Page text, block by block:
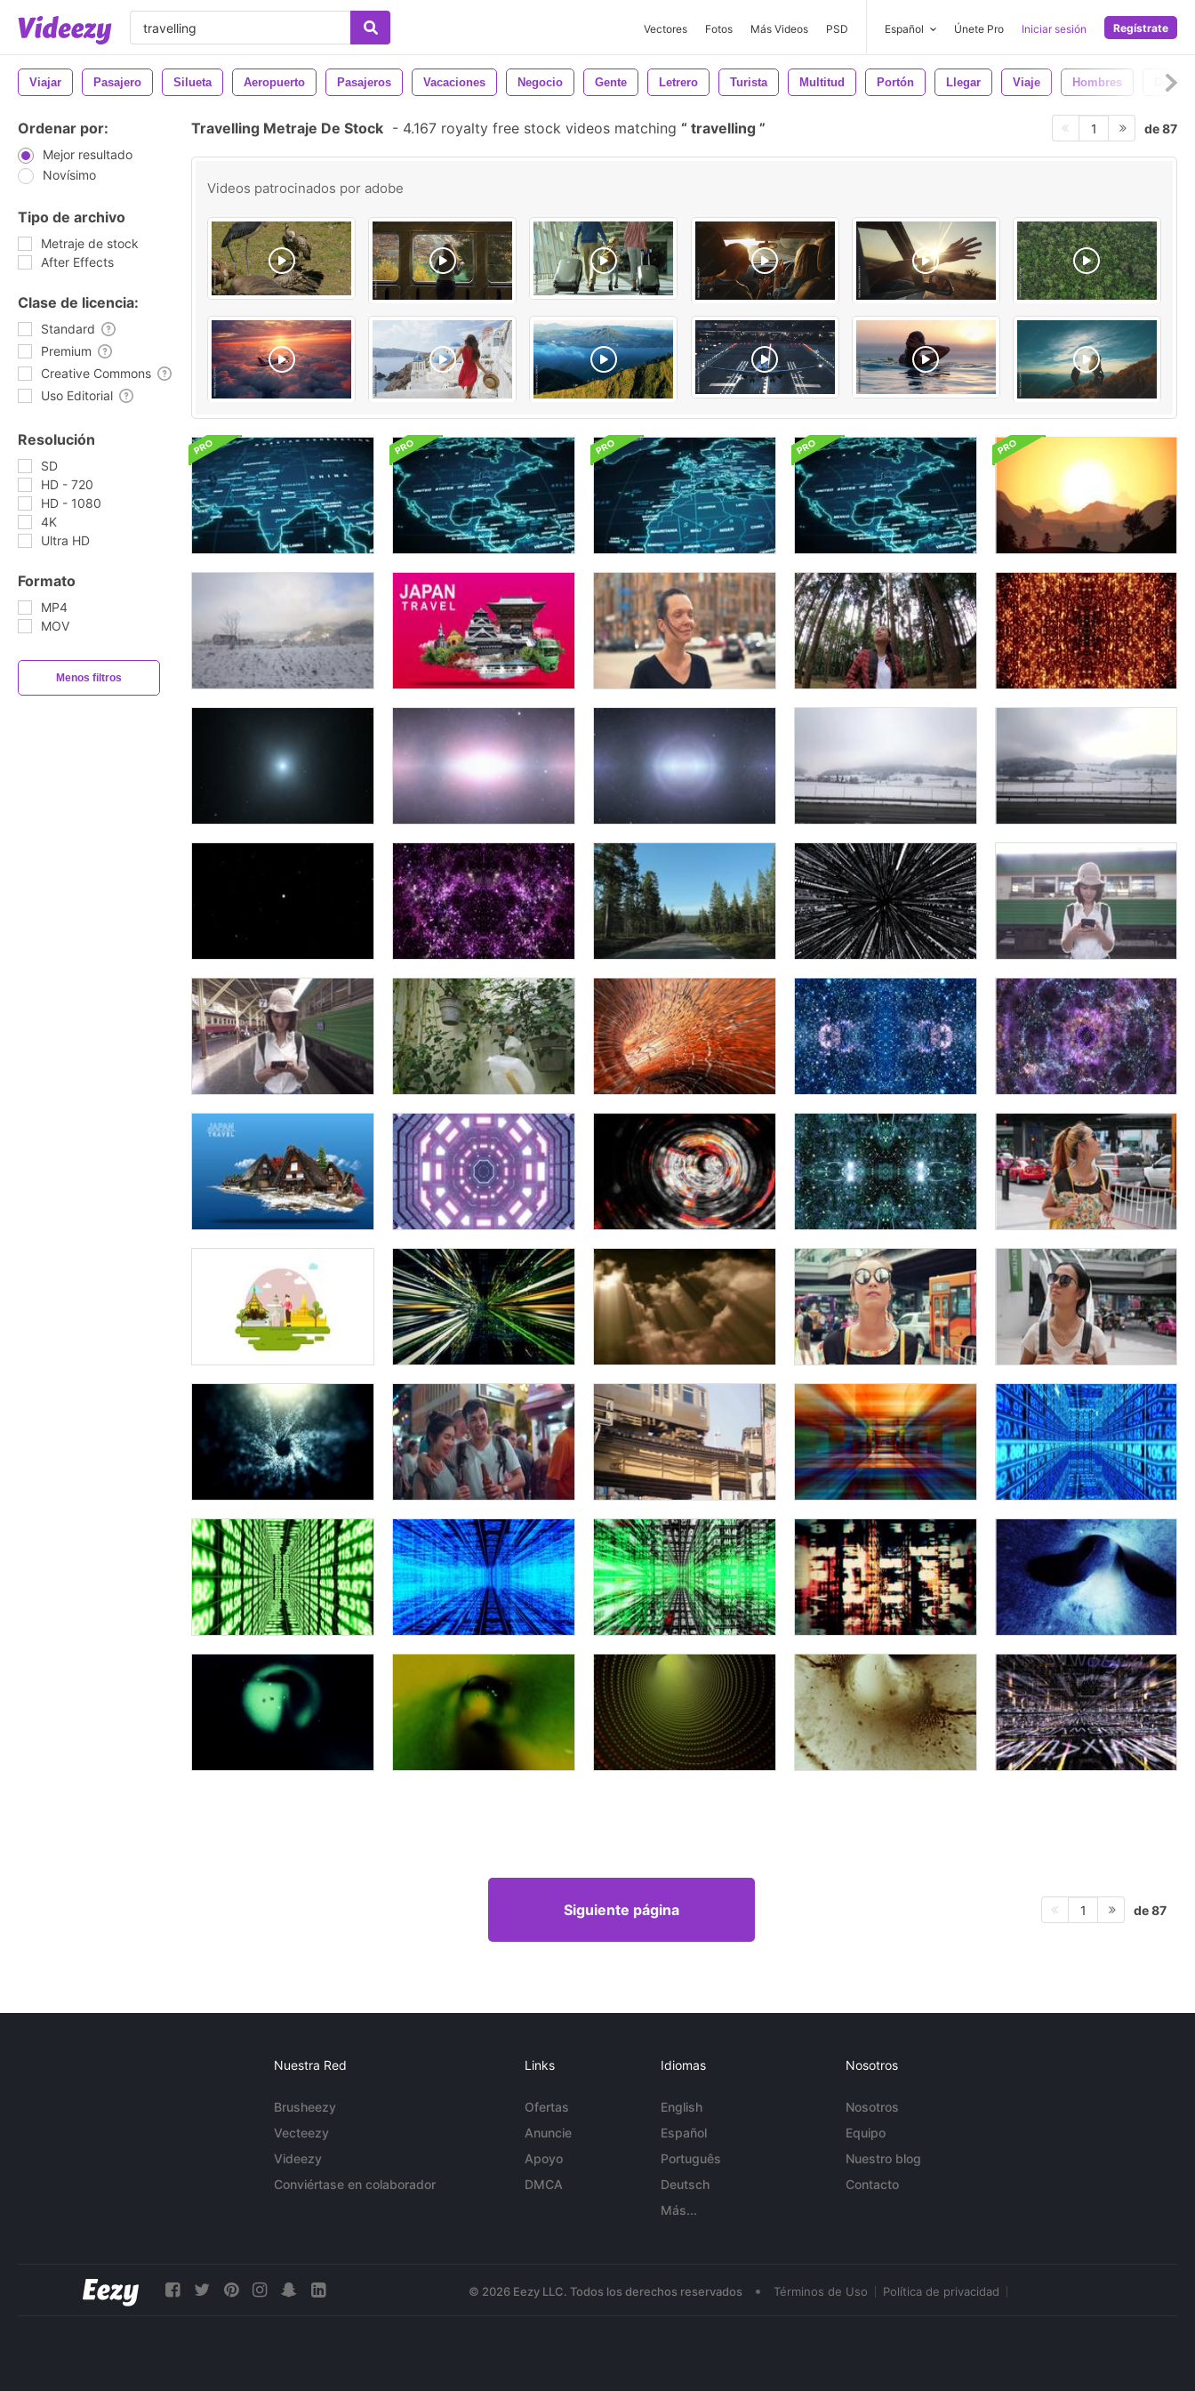
Vectores Fotos Más Videos PSD Español Únete Pro Iniciar sesión Regístrate
Viajar Pasajero Silueta Aeropuerto Pasajeros Vacaciones Negocio Gente Letrero Turista Multitud Portón Llegar Viaje Hombres
Ordenar por:
Mejor resultado
Novísimo
Tipo de archivo
Metraje de stock
After Effects
Clase de licencia:
Standard
Premium
Creative Commons
Uso Editorial
Resolución
SD
HD - 720
HD - 1080
4K
Ultra HD
Formato
MP4
MOV
Menos filtros
Travelling Metraje De Stock - 4.167 royalty free stock videos matching travelling 1 de 87
Videos patrocinados por adobe
Siguiente página 1 de 87
Nuestra Red
Brusheezy
Vecteezy
Videezy
Conviértase en colaborador
Links
Ofertas
Anuncie
Apoyo
DMCA
Idiomas
English
Español
Português
Deutsch
Más...
Nosotros
Nosotros
Equipo
Nuestro blog
Contacto
© 2026 Eezy LLC. Todos los derechos reservados • Términos de Uso Política de privacidad